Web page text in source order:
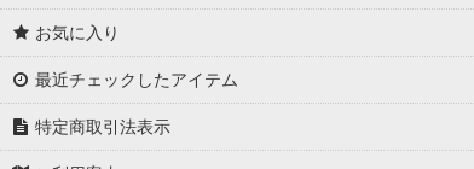
お気に入り
最近チェックしたアイテム
特定商取引法表示